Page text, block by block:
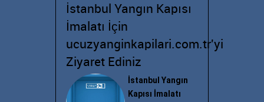
İstanbul Yangın Kapısı
İmalatı İçin
ucuzyanginkapilari.com.tr'yi
Ziyaret Ediniz
İstanbul Yangın
Kapısı İmalatı